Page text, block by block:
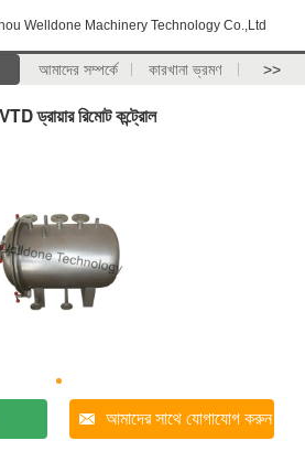
Welldone Machinery Technology Co.,Ltd
আমাদের সম্পর্কে কারখানা ভ্রমণ >>
ড্রায়ার রিমোট কন্ট্রোল
আমাদের সাথে যোগাযোগ করুন